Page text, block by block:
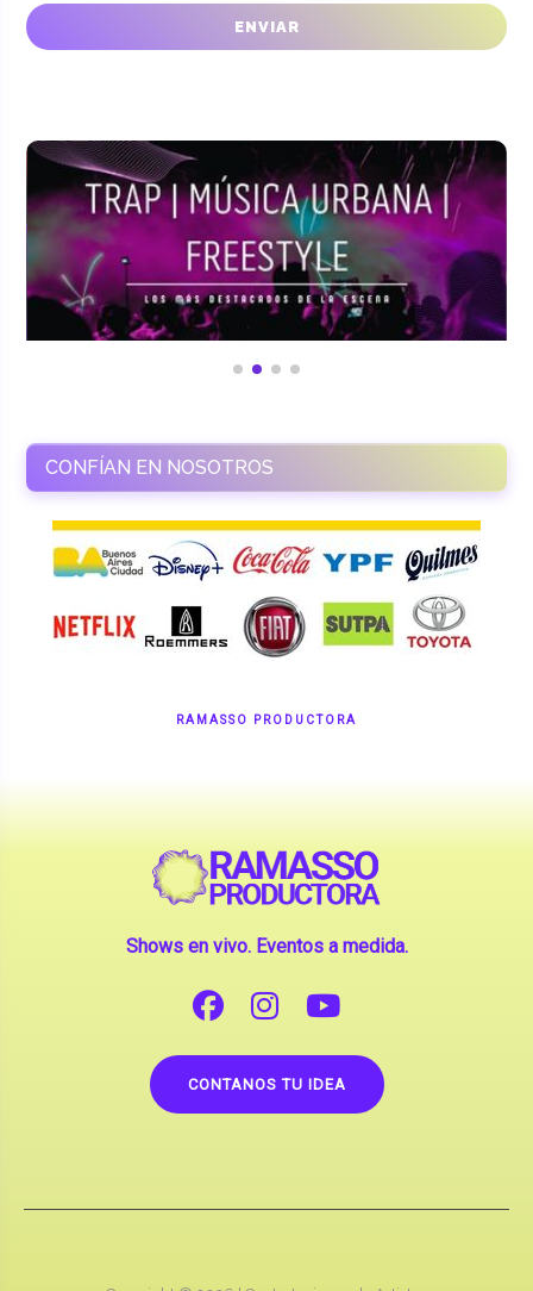
CONFÍAN EN NOSOTROS
RAMASSO PRODUCTORA
Shows en vivo. Eventos a medida.
CONTANOS TU IDEA